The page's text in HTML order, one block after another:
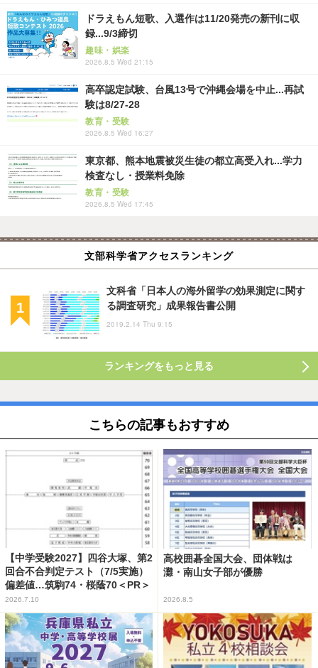
ドラえもん短歌、入選作は11/20発売の新刊に収
録...9/3締切
趣味・娯楽
2026.8.5 Wed 21:15
高卒認定試験、台風13号で沖縄会場を中止...再試
験は8/27-28
教育・受験
2026.8.5 Wed 16:27
東京都、熊本地震被災生徒の都立高受入れ...学力
検査なし・授業料免除
教育・受験
2026.8.5 Wed 17:45
文部科学省アクセスランキング
文科省「日本人の海外留学の効果測定に関す
る調査研究」成果報告書公開
2019.2.14 Thu 9:15
ランキングをもっと見る
こちらの記事もおすすめ
【中学受験2027】四谷大塚、第2
回合不合判定テスト（7/5実施）
偏差値…筑駒74・桜蔭70＜PR＞
2026.7.10
高校囲碁全国大会、団体戦は
灘・南山女子部が優勝
2026.8.5